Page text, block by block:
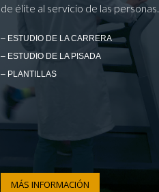
de élite al servicio de las personas.
– ESTUDIO DE LA CARRERA
– ESTUDIO DE LA PISADA
– PLANTILLAS
MÁS INFORMACIÓN